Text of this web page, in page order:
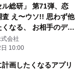
ル総研」 第71弾、恋
査 え〜ウソ!! 思わず他
くなる、 お相手のデー
動を教えて!!
会社
10:00
画したくなるアプリ